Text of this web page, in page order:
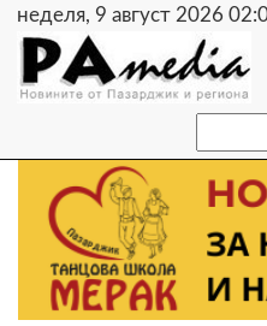
неделя, 9 август 2026